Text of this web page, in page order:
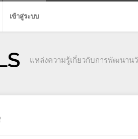
เข้าสู่ระบบ
แหล่งความรู้เกี่ยวกับการพัฒนาน